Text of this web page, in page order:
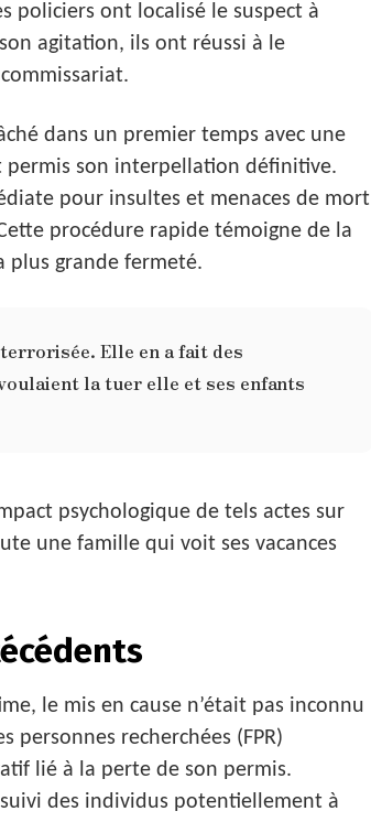
policiers ont localisé le suspect à
agitation, ils ont réussi à le
dans un premier temps avec une
son interpellation définitive.
pour insultes et menaces de mort
procédure rapide témoigne de la
plus grande fermeté.
Elle en a fait des
la tuer elle et ses enfants
psychologique de tels actes sur
une famille qui voit ses vacances
le mis en cause n’était pas inconnu
personnes recherchées (FPR)
lié à la perte de son permis.
des individus potentiellement à